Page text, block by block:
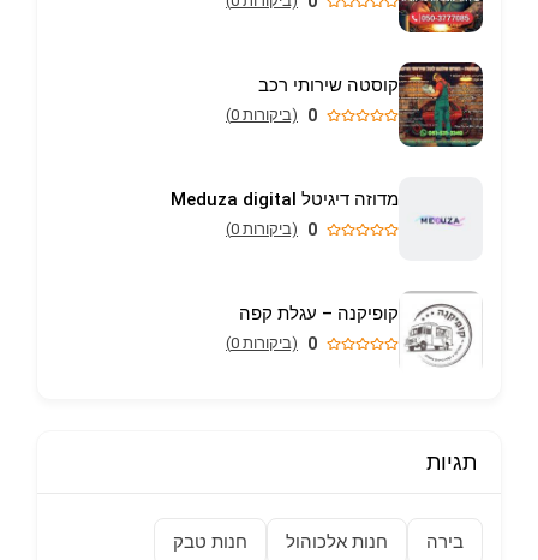
קוסטה שירותי רכב
0 (ביקורות 0)
מדוזה דיגיטל Meduza digital
0 (ביקורות 0)
קופיקנה – עגלת קפה
0 (ביקורות 0)
תגיות
בירה חנות אלכוהול חנות טבק